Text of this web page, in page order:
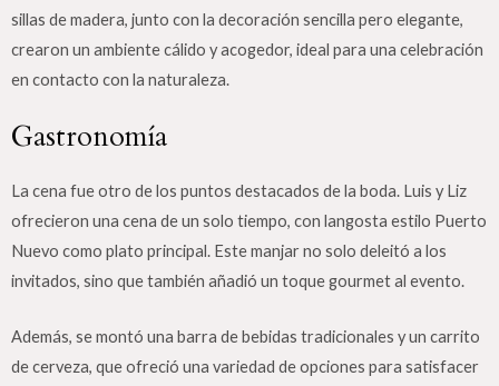
sillas de madera, junto con la decoración sencilla pero elegante,
crearon un ambiente cálido y acogedor, ideal para una celebración
en contacto con la naturaleza.
Gastronomía
La cena fue otro de los puntos destacados de la boda. Luis y Liz
ofrecieron una cena de un solo tiempo, con langosta estilo Puerto
Nuevo como plato principal. Este manjar no solo deleitó a los
invitados, sino que también añadió un toque gourmet al evento.
Además, se montó una barra de bebidas tradicionales y un carrito
de cerveza, que ofreció una variedad de opciones para satisfacer